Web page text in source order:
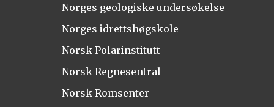
Norges geologiske undersøkelse
Norges idrettshøgskole
Norsk Polarinstitutt
Norsk Regnesentral
Norsk Romsenter